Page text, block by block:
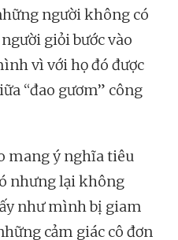
người không có
giỏi bước vào
vì với họ đó được
“đao gươm” công
mang ý nghĩa tiêu
nhưng lại không
như mình bị giam
cảm giác cô đơn